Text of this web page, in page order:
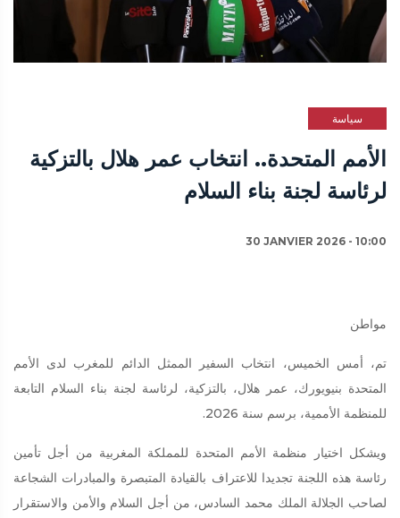
سياسة
الأمم المتحدة.. انتخاب عمر هلال بالتزكية
لرئاسة لجنة بناء السلام
30 JANVIER 2026 - 10:00
مواطن
تم، أمس الخميس، انتخاب السفير الممثل الدائم للمغرب لدى الأمم
المتحدة بنيويورك، عمر هلال، بالتزكية، لرئاسة لجنة بناء السلام التابعة
للمنظمة الأممية، برسم سنة 2026.
ويشكل اختيار منظمة الأمم المتحدة للمملكة المغربية من أجل تأمين
رئاسة هذه اللجنة تجديدا للاعتراف بالقيادة المتبصرة والمبادرات الشجاعة
لصاحب الجلالة الملك محمد السادس، من أجل السلام والأمن والاستقرار